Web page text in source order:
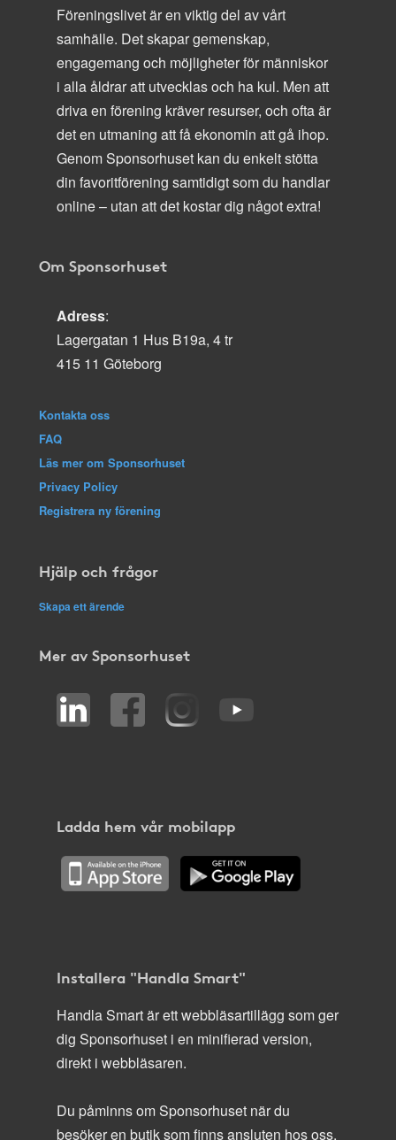
Föreningslivet är en viktig del av vårt
samhälle. Det skapar gemenskap,
engagemang och möjligheter för människor
i alla åldrar att utvecklas och ha kul. Men att
driva en förening kräver resurser, och ofta är
det en utmaning att få ekonomin att gå ihop.
Genom Sponsorhuset kan du enkelt stötta
din favoritförening samtidigt som du handlar
online – utan att det kostar dig något extra!
Om Sponsorhuset
Adress:
Lagergatan 1 Hus B19a, 4 tr
415 11 Göteborg
Kontakta oss
FAQ
Läs mer om Sponsorhuset
Privacy Policy
Registrera ny förening
Hjälp och frågor
Skapa ett ärende
Mer av Sponsorhuset
Ladda hem vår mobilapp
Installera "Handla Smart"
Handla Smart är ett webbläsartillägg som ger
dig Sponsorhuset i en minifierad version,
direkt i webbläsaren.
Du påminns om Sponsorhuset när du
besöker en butik som finns ansluten hos oss.